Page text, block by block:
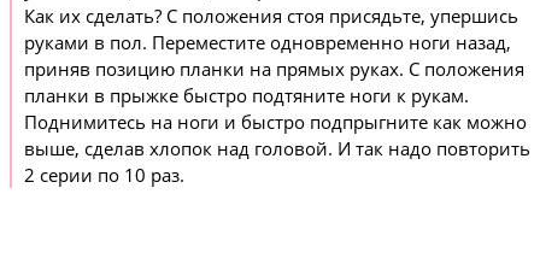
Как их сделать? С положения стоя присядьте, упершись
руками в пол. Переместите одновременно ноги назад,
приняв позицию планки на прямых руках. С положения
планки в прыжке быстро подтяните ноги к рукам.
Поднимитесь на ноги и быстро подпрыгните как можно
выше, сделав хлопок над головой. И так надо повторить
2 серии по 10 раз.